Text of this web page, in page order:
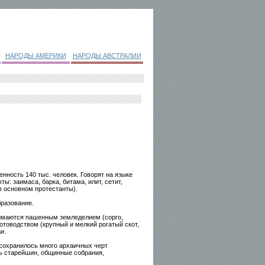
НАРОДЫ АМЕРИКИ НАРОДЫ АВСТРАЛИИ
140 тыс. человек. Говорят на языке
заимаса, барка, битама, илит, сетит,
протестанты).
пашенным земледелием (сорго,
(крупный и мелкий рогатый скот,
много архаичных черт
старейшин, общинные собрания,